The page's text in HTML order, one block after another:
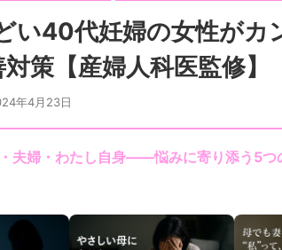
い40代妊婦の女性がカ
策【産婦人科医監修】
年4月23日
夫婦・わたし自身——悩みに寄り添う5つ